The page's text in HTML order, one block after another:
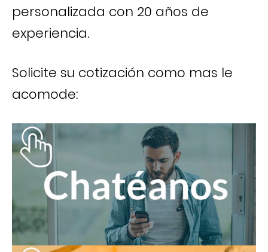
personalizada con 20 años de
experiencia.
Solicite su cotización como mas le
acomode: